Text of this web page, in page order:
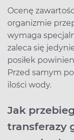
Ocenę
organizmie
wymaga
zaleca się
posiłek
Przed samym
ilości wody.
Jak
transferazy